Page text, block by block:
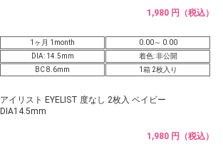
1,980 円（税込）
1ヶ月 1month
0.00～ 0.00
DIA: 14.5mm
着色: 非公開
BC 8.6mm
1箱 2枚入り
アイリスト EYELIST 度なし 2枚入 ベイビー
DIA14.5mm
1,980 円（税込）